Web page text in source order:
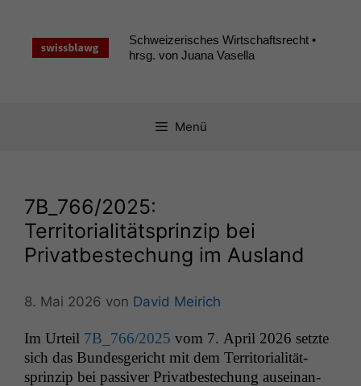
springen
Schweizerisches Wirtschaftsrecht •
hrsg. von Juana Vasella
Menü
7B_766/2025:
Territorialitätsprinzip bei
Privatbestechung im Ausland
8. Mai 2026 von David Meirich
Im Urteil 7B_766/2025 vom 7. April 2026 set­zte
sich das Bun­des­gericht mit dem Ter­ri­to­ri­al­ität­
sprinzip bei pas­siv­er Pri­vatbestechung auseinan­